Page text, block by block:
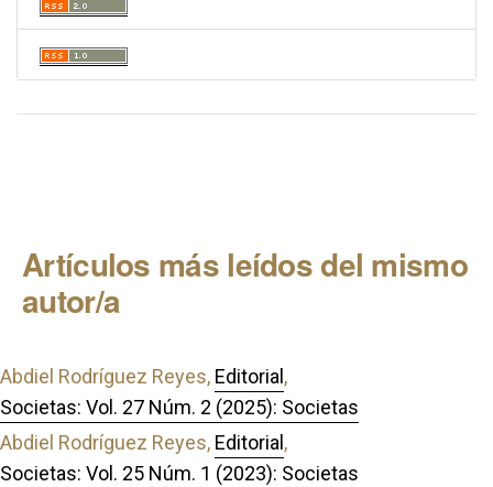
Artículos más leídos del mismo
autor/a
Abdiel Rodríguez Reyes, Editorial,
Societas: Vol. 27 Núm. 2 (2025): Societas
Abdiel Rodríguez Reyes, Editorial ,
Societas: Vol. 25 Núm. 1 (2023): Societas